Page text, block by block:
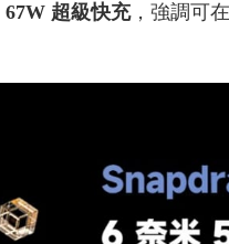
67W 超級快充，強調可